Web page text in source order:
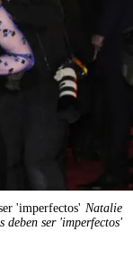
'imperfectos' Natalie
deben ser 'imperfectos'